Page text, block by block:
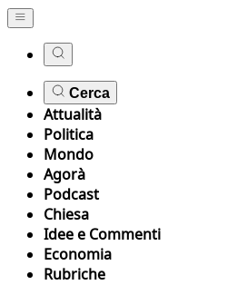
Cerca
Attualità
Politica
Mondo
Agorà
Podcast
Chiesa
Idee e Commenti
Economia
Rubriche